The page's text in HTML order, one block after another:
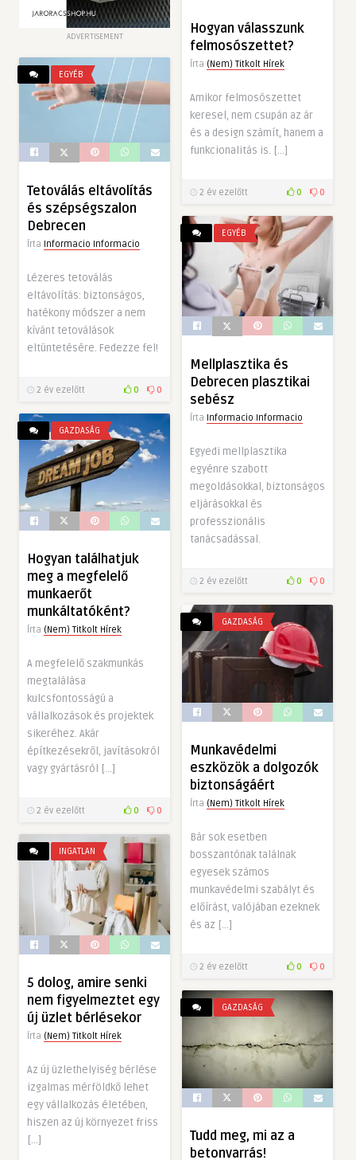
Hogyan válasszunk
felmosószettet?
Írta (Nem) Titkolt Hírek
Amikor felmosószettet
keresel, nem csupán az ár
és a design számít, hanem a
funkcionalitás is. […]
2 év ezelőtt 0 0
ADVERTISEMENT
EGYÉB
Tetoválás eltávolítás
és szépségszalon
Debrecen
Írta Informacio Informacio
Lézeres tetoválás
eltávolítás: biztonságos,
hatékony módszer a nem
kívánt tetoválások
eltüntetésére. Fedezze fel!
2 év ezelőtt 0 0
EGYÉB
Mellplasztika és
Debrecen plasztikai
sebész
Írta Informacio Informacio
Egyedi mellplasztika
egyénre szabott
megoldásokkal, biztonságos
eljárásokkal és
professzionális
tanácsadással.
2 év ezelőtt 0 0
GAZDASÁG
Hogyan találhatjuk
meg a megfelelő
munkaerőt
munkáltatóként?
Írta (Nem) Titkolt Hírek
A megfelelő szakmunkás
megtalálása
kulcsfontosságú a
vállalkozások és projektek
sikeréhez. Akár
építkezésekről, javításokról
vagy gyártásról […]
2 év ezelőtt 0 0
GAZDASÁG
Munkavédelmi
eszközök a dolgozók
biztonságáért
Írta (Nem) Titkolt Hírek
Bár sok esetben
bosszantónak találnak
egyesek számos
munkavédelmi szabályt és
előírást, valójában ezeknek
és az […]
2 év ezelőtt 0 0
INGATLAN
5 dolog, amire senki
nem figyelmeztet egy
új üzlet bérlésekor
Írta (Nem) Titkolt Hírek
Az új üzlethelyiség bérlése
izgalmas mérföldkő lehet
egy vállalkozás életében,
hiszen az új környezet friss
[…]
GAZDASÁG
Tudd meg, mi az a
betonvarrás!